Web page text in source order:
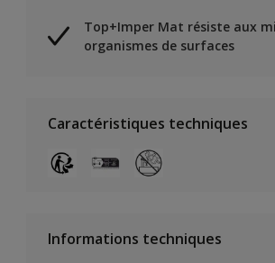
Top+Imper Mat résiste aux
organismes de surfaces
Caractéristiques techniques
Informations techniques